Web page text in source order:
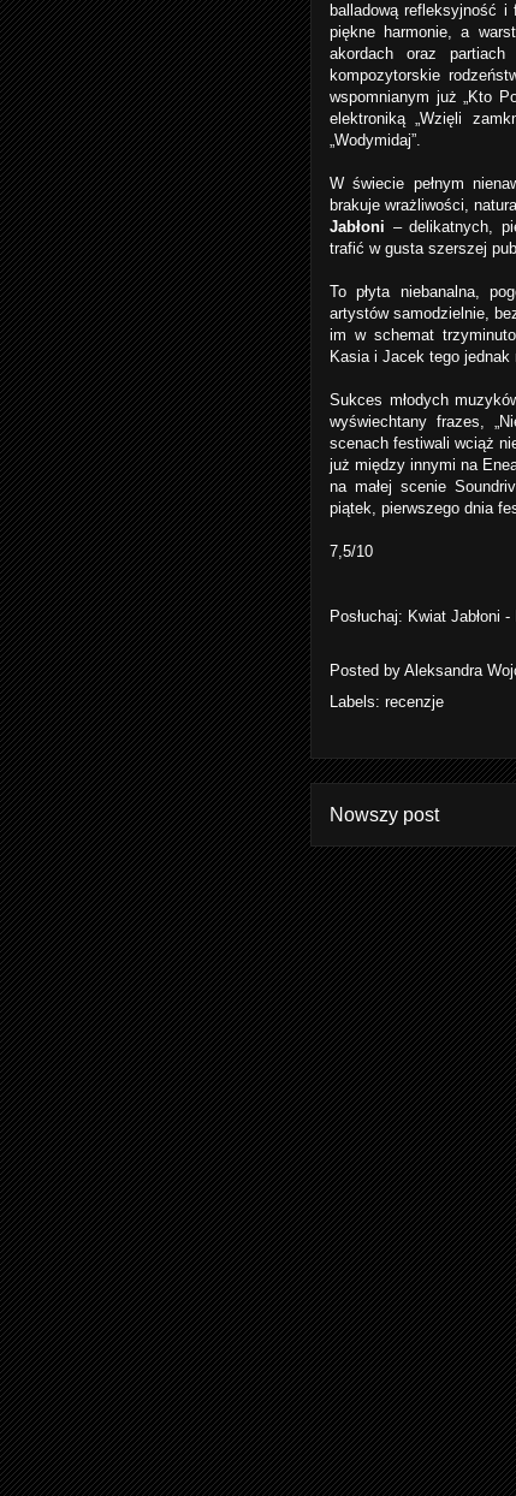
balladową refleksyjność
piękne harmonie, a
akordach oraz partiach
kompozytorskie
wspomnianym już „Kto
elektroniką „Wzięli
„Wodymidaj”.
W świecie pełnym
brakuje wrażliwości,
Jabłoni – delikatnych,
trafić w gusta szerszej
To płyta niebanalna,
artystów samodzielnie,
im w schemat
Kasia i Jacek tego
Sukces młodych
wyświechtany frazes,
scenach festiwali wciąż
już między innymi na
na małej scenie
piątek, pierwszego dnia
7,5/10
Posłuchaj: Kwiat Jabłoni
Posted by Aleksandra
Labels: recenzje
Nowszy post